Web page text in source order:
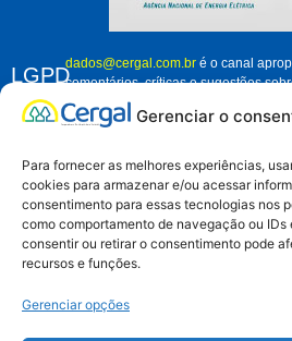
Gerenciar o
Para fornecer as melhores experiências,
cookies para armazenar e/ou acessar
consentimento para essas tecnologias nos
como comportamento de navegação ou
consentir ou retirar o consentimento pode
recursos e funções.
Gerenciar opções
LGPDdados@cergal.com.bré o canal
comentários, críticas e sugestões
trata. Fique à vontade para nos
como organização, em relação ao
Aviso de